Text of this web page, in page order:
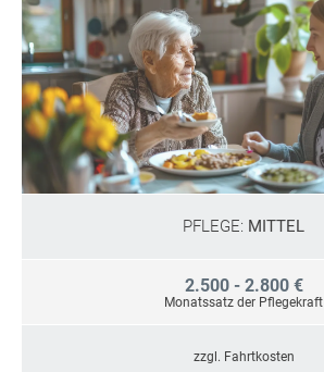
PFLEGE: MITTEL
2.500 - 2.800 €
Monatssatz der Pflegekraft
zzgl. Fahrtkosten